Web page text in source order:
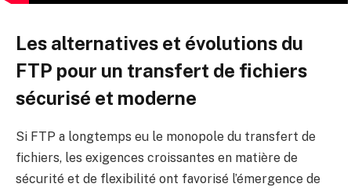
Les alternatives et évolutions du
FTP pour un transfert de fichiers
sécurisé et moderne
Si FTP a longtemps eu le monopole du transfert de
fichiers, les exigences croissantes en matière de
sécurité et de flexibilité ont favorisé l’émergence de